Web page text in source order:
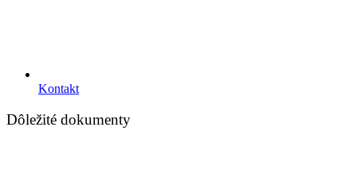
Kontakt
Dôležité dokumenty